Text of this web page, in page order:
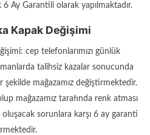
Ay Garantili olarak yapılmaktadır.
Kapak Değişimi
cep telefonlarımızı günlük
talihsiz kazalar sonucunda
şekilde mağazamız değiştirmektedir.
mağazamız tarafında renk atması
sorunlara karşı 6 ay garanti